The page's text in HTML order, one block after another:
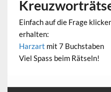
Einfach auf die Frage
erhalten:
Harzart mit 7 Buchstaben
Viel Spass beim Rätseln!